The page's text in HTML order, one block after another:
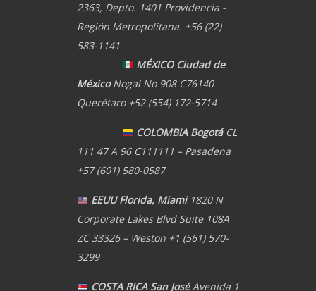
2363, Depto. 1401 Providencia -
Región Metropolitana. +56 (22)
583-1141
MÉXICO Ciudad de
MéxicoNogal No 908 C76140
Querétaro +52 (554) 172-5714
COLOMBIA BogotáCL
111 47 A 96 C111111 – Pasadena
+57 (601) 580-0587
EEUU Florida, Miami1820 N
Corporate Lakes Blvd Suite 108A
ZC 33326 – Weston +1 (561) 570-
3299
COSTA RICA San JoséAvenida 1